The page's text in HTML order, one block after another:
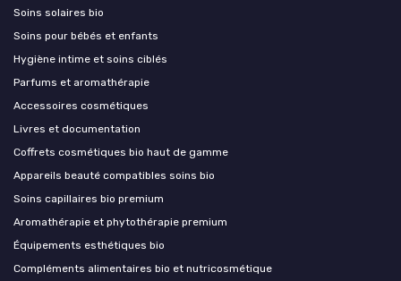
Soins solaires bio
Soins pour bébés et enfants
Hygiène intime et soins ciblés
Parfums et aromathérapie
Accessoires cosmétiques
Livres et documentation
Coffrets cosmétiques bio haut de gamme
Appareils beauté compatibles soins bio
Soins capillaires bio premium
Aromathérapie et phytothérapie premium
Équipements esthétiques bio
Compléments alimentaires bio et nutricosmétique